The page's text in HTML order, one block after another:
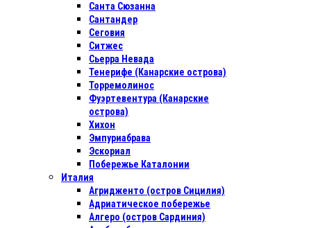
Санта Сюзанна
Сантандер
Сеговия
Ситжес
Сьерра Невада
Тенерифе (Канарские острова)
Торремолинос
Фуэртевентура (Канарские
острова)
Хихон
Эмпуриабрава
Эскориал
Побережье Каталонии
Италия
Агридженто (остров Сицилия)
Адриатическое побережье
Алгеро (остров Сардиния)